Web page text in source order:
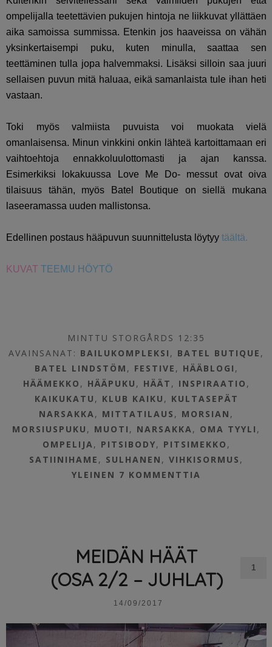
ompelijalla teetettävien pukujen hintoja ne liikkuvat yllättäen
aika samoissa summissa. Etenkin jos haaveissa on vähän
yksinkertaisempi puku, kuten minulla, saattaa sen
teettäminen tulla jopa halvemmaksi. Lisäksi silloin saa juuri
sellaisen puvun mitä haluaa, eikä samanlaista tule ihan heti
vastaan.
Toki myös valmiista puvuista voi muokata vielä
omanlaisensa. Minun vinkkini onkin lähteä kartoittamaan eri
vaihtoehtoja ennakkoluulottomasti ja ajan kanssa.
Esimerkiksi lokakuussa Love Me Do- messut ovat oiva
tilaisuus tähän, myös Batel Boutique on siellä mukana
laseeramassa uuden mallistonsa.
Edellinen postaus hääpuvun suunnittelusta löytyy täältä.
KUVAT TEEMU HÖYTÖ
MINTTU STORGÅRDS 12:35
AVAINSANAT: BAILUKOMPLEKSI , BATEL BUTIQUE ,
BATEL LINDSTÖM , FESTIVE , HÄÄBLOGI ,
HÄÄMEKKO , HÄÄPUKU , HÄÄT , INSPIRAATIO ,
KAIKUKATU , KLUB KAIKU , KULTASEPÄT
NARSAKKA, MITTATILAUS , MORSIAN ,
MORSIUSPUKU , MUOTI , NARSAKKA, OMA TYYLI ,
OMPELIJA, PITSIBODY, PITSIMEKKO ,
SATIINIHAME , SULHANEN ,VIHKISORMUS ,
YLEINEN 7 KOMMENTTIA
MEIDÄN HÄÄT
(OSA 2/2 – JUHLAT)
14/09/2017
1